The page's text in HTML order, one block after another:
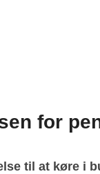
for
til at køre i